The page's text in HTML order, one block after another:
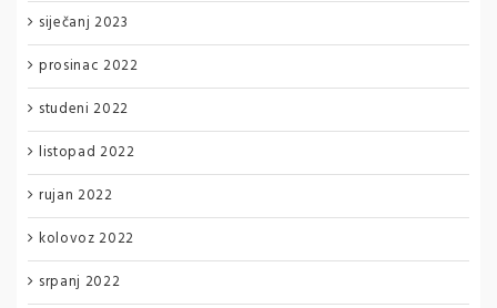
siječanj 2023
prosinac 2022
studeni 2022
listopad 2022
rujan 2022
kolovoz 2022
srpanj 2022